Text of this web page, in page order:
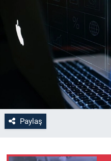
Paylaş